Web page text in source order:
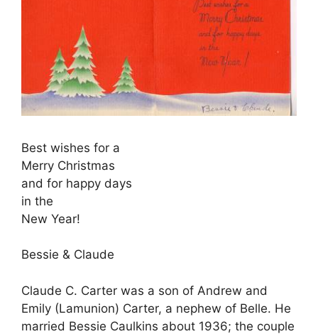
Best wishes for a
Merry Christmas
and for happy days
in the
New Year!
Bessie & Claude
Claude C. Carter was a son of Andrew and
Emily (Lamunion) Carter, a nephew of Belle. He
married Bessie Caulkins about 1936; the couple